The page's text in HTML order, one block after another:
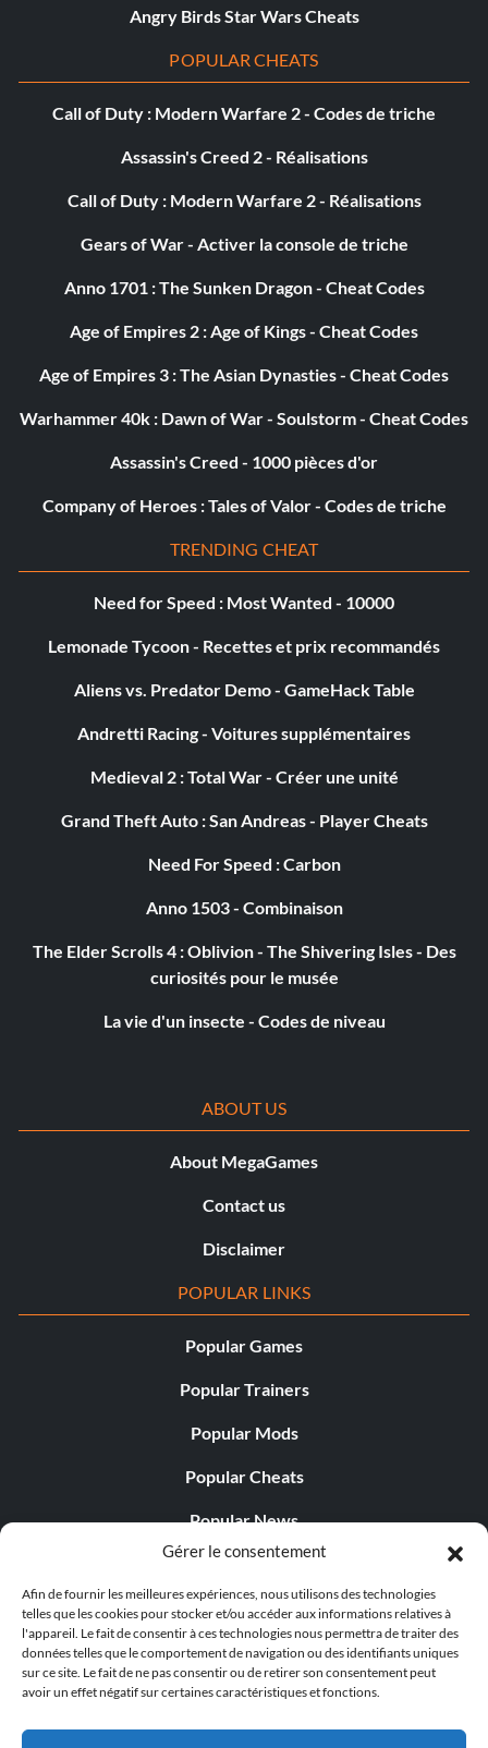
Gérer le consentement
Afin de fournir les meilleures expériences, nous utilisons des technologies
telles que les cookies pour stocker et/ou accéder aux informations relatives à
l'appareil. Le fait de consentir à ces technologies nous permettra de traiter des
données telles que le comportement de navigation ou des identifiants uniques
sur ce site. Le fait de ne pas consentir ou de retirer son consentement peut
avoir un effet négatif sur certaines caractéristiques et fonctions.
Angry Birds Star Wars Cheats
POPULAR CHEATS
Call of Duty : Modern Warfare 2 - Codes de triche
Assassin's Creed 2 - Réalisations
Call of Duty : Modern Warfare 2 - Réalisations
Gears of War - Activer la console de triche
Anno 1701 : The Sunken Dragon - Cheat Codes
Age of Empires 2 : Age of Kings - Cheat Codes
Age of Empires 3 : The Asian Dynasties - Cheat Codes
Warhammer 40k : Dawn of War - Soulstorm - Cheat Codes
Assassin's Creed - 1000 pièces d'or
Company of Heroes : Tales of Valor - Codes de triche
TRENDING CHEAT
Need for Speed : Most Wanted - 10000
Lemonade Tycoon - Recettes et prix recommandés
Aliens vs. Predator Demo - GameHack Table
Andretti Racing - Voitures supplémentaires
Medieval 2 : Total War - Créer une unité
Grand Theft Auto : San Andreas - Player Cheats
Need For Speed : Carbon
Anno 1503 - Combinaison
The Elder Scrolls 4 : Oblivion - The Shivering Isles - Des
curiosités pour le musée
La vie d'un insecte - Codes de niveau
ABOUT US
About MegaGames
Contact us
Disclaimer
POPULAR LINKS
Popular Games
Popular Trainers
Popular Mods
Popular Cheats
Popular News
Popular Editorials
Popular Free Games
LATEST UPDATES